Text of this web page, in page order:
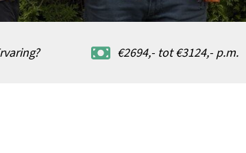
€2694,- tot €3124,- p.m.